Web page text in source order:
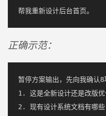
正确示范：
暂停方案输出，先向我确认8
1. 这是全新设计还是改版优
2. 现有设计系统文档有哪些